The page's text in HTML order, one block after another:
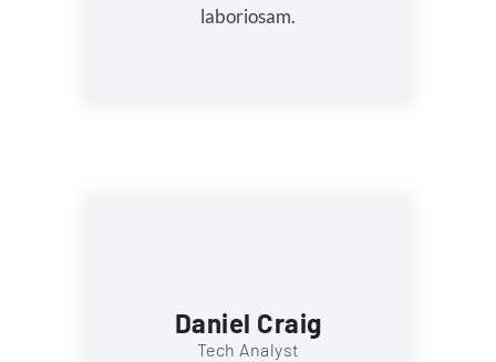
laboriosam.
Daniel Craig
Tech Analyst